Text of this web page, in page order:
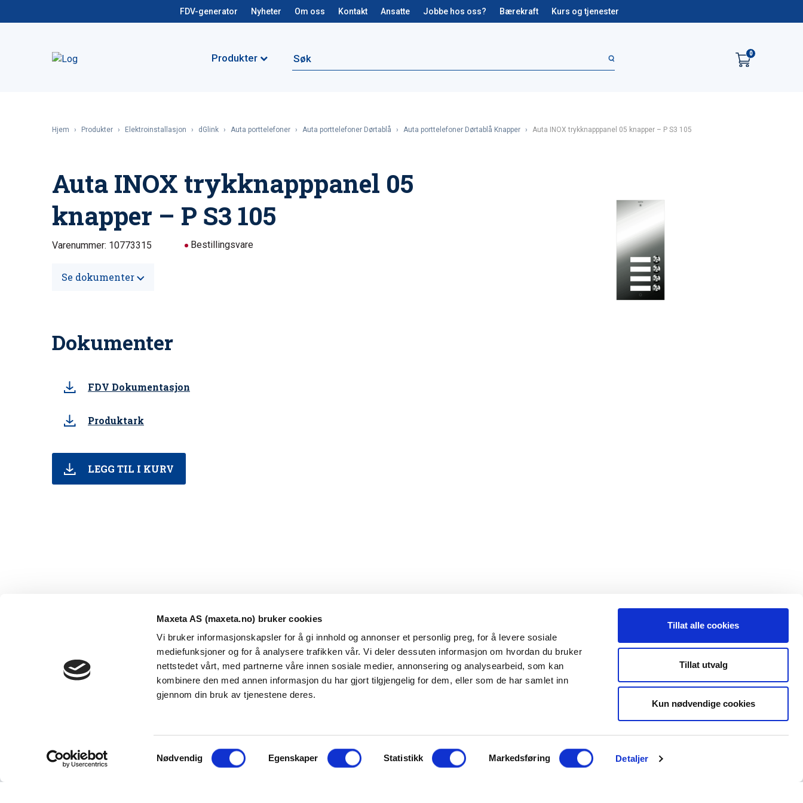
Maxeta AS (maxeta.no) bruker cookies
Vi bruker informasjonskapsler for å gi innhold og annonser et personlig preg, for å levere sosiale
mediefunksjoner og for å analysere trafikken vår. Vi deler dessuten informasjon om hvordan du bruker
nettstedet vårt, med partnerne våre innen sosiale medier, annonsering og analysearbeid, som kan
kombinere den med annen informasjon du har gjort tilgjengelig for dem, eller som de har samlet inn
gjennom din bruk av tjenestene deres.
Nødvendig Egenskaper Statistikk Markedsføring Detaljer
Tillat alle cookies
Tillat utvalg
Kun nødvendige cookies
FDV-generator Nyheter Om oss Kontakt Ansatte Jobbe hos oss? Bærekraft Kurs og tjenester
Produkter 0
Hjem › Produkter › Elektroinstallasjon › dGlink › Auta porttelefoner › Auta porttelefoner Dørtablå › Auta porttelefoner Dørtablå Knapper › Auta INOX trykknapppanel 05 knapper – P S3 105
Auta INOX trykknapppanel 05
knapper – P S3 105
Varenummer: 10773315 Bestillingsvare
Se dokumenter
Dokumenter
FDV Dokumentasjon
Produktark
LEGG TIL I KURV
Maxeta AS har forsynt Norge med elektro-tekniske
© 2026 Maxeta AS. Alle rettigheter reservert.
Hovedkontor
Maxeta AS
Man - fre 0800 - 1600
Kontakt oss
Telefon:+47 35 91 40 00
Leveranseområder
Elektroinstallasjon
Elforsyning